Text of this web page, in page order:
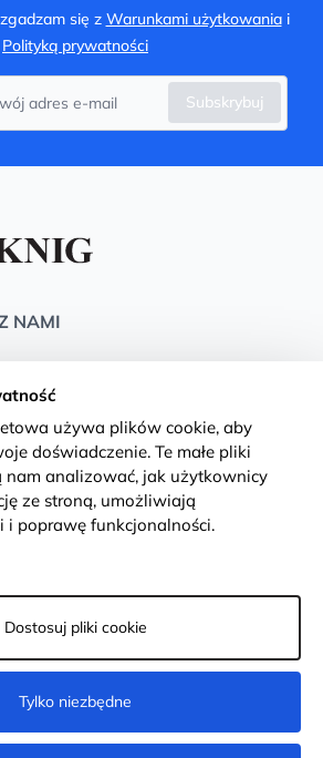
się z Warunkami użytkowaniai
Polityką prywatności
Subskrybuj
NAMI
69d, LV-1082
Privacy Policy
Warunki i zasady
Returns
Ustawienia plików cookie
używa plików cookie, aby
doświadczenie. Te małe pliki
nam analizować, jak użytkownicy
ze stroną, umożliwiają
i poprawę funkcjonalności.
Dostosuj pliki cookie
Tylko niezbędne